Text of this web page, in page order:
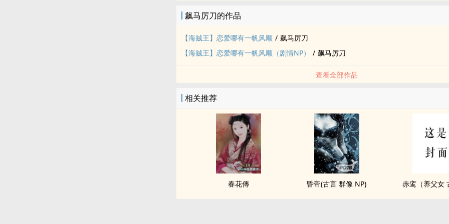
飙马厉刀的作品
【海贼王】恋爱哪有一帆风顺 / 飙马厉刀
【海贼王】恋爱哪有一帆风顺（剧情NP）
/ 飙马厉刀
查看全部作品
相关推荐
春花傳 昏帝(古言 群像 NP) 赤鸾（养父女